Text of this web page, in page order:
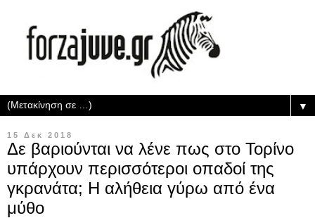
▼
15 Δεκ 2018
Δε βαριούνται να λένε πως στο Τορίνο
υπάρχουν περισσότεροι οπαδοί της
γκρανάτα; Η αλήθεια γύρω από ένα
μύθο